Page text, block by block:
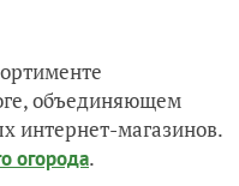
объединяющем
интернет-магазинов.
огорода.